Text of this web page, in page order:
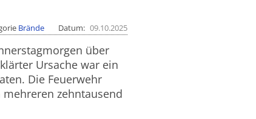
Brände Datum 09.10.2025
über
Ursache war ein
Die Feuerwehr
zehntausend